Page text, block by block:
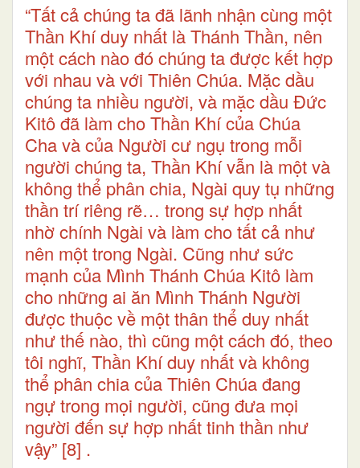
“Tất cả chúng ta đã lãnh nhận cùng một
Thần Khí duy nhất là Thánh Thần, nên
một cách nào đó chúng ta được kết hợp
với nhau và với Thiên Chúa. Mặc dầu
chúng ta nhiều người, và mặc dầu Đức
Kitô đã làm cho Thần Khí của Chúa
Cha và của Người cư ngụ trong mỗi
người chúng ta, Thần Khí vẫn là một và
không thể phân chia, Ngài quy tụ những
thần trí riêng rẽ… trong sự hợp nhất
nhờ chính Ngài và làm cho tất cả như
nên một trong Ngài. Cũng như sức
mạnh của Mình Thánh Chúa Kitô làm
cho những ai ăn Mình Thánh Người
được thuộc về một thân thể duy nhất
như thế nào, thì cũng một cách đó, theo
tôi nghĩ, Thần Khí duy nhất và không
thể phân chia của Thiên Chúa đang
ngự trong mọi người, cũng đưa mọi
người đến sự hợp nhất tinh thần như
vậy” [8] .